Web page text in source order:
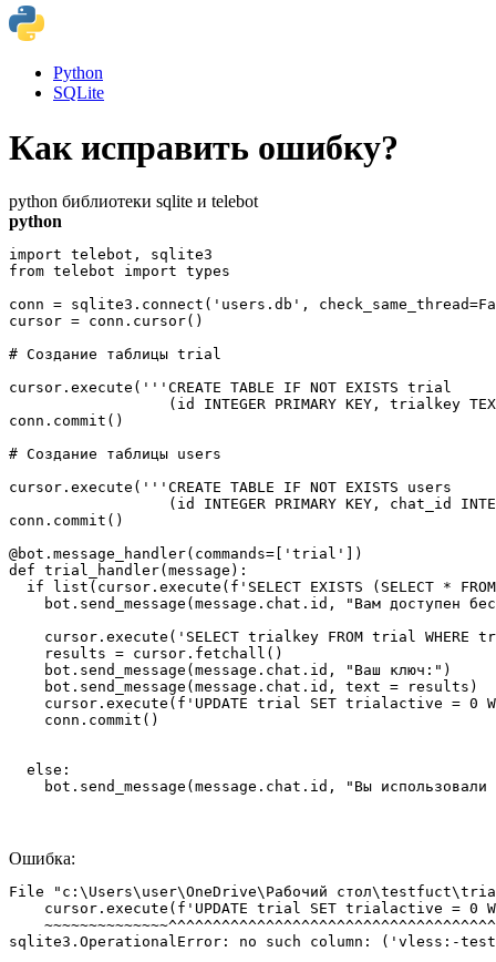
Python
SQLite
Как исправить ошибку?
python библиотеки sqlite и telebot
python
import telebot, sqlite3
from telebot import types
conn = sqlite3.connect('users.db',
cursor = conn.cursor()
# Создание таблицы trial
cursor.execute('''CREATE TABLE IF NOT EXISTS trial
(id INTEGER PRIMARY KEY, trialkey
conn.commit()
# Создание таблицы users
cursor.execute('''CREATE TABLE IF NOT EXISTS users
(id INTEGER PRIMARY KEY, chat_id
conn.commit()
@bot.message_handler(commands=['trial'])
def trial_handler(message):
if list(cursor.execute(f'SELECT EXISTS (SELECT *
bot.send_message(message.chat.id, "Вам доступен
cursor.execute('SELECT trialkey FROM trial WHERE
    results = cursor.fetchall()
    bot.send_message(message.chat.id, "Ваш ключ:")
    bot.send_message(message.chat.id, text = results)
cursor.execute(f'UPDATE trial SET trialactive = 0
    conn.commit()
  else:
bot.send_message(message.chat.id, "Вы
Ошибка:
File "c:\Users\user\OneDrive\Рабочий
cursor.execute(f'UPDATE trial SET trialactive = 0
sqlite3.OperationalError: no such column: ('vless:-